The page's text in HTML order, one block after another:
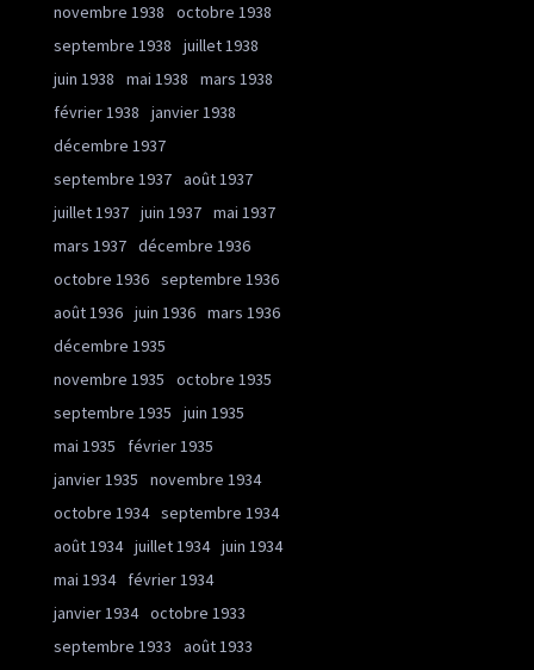
novembre 1938
octobre 1938
septembre 1938
juillet 1938
juin 1938
mai 1938
mars 1938
février 1938
janvier 1938
décembre 1937
septembre 1937 août 1937
juillet 1937 juin 1937 mai 1937
mars 1937 décembre 1936
octobre 1936 septembre 1936
août 1936 juin 1936 mars 1936
décembre 1935
novembre 1935
octobre 1935
septembre 1935
juin 1935
mai 1935
février 1935
janvier 1935
novembre 1934
octobre 1934 septembre 1934
août 1934 juillet 1934 juin 1934
mai 1934
février 1934
janvier 1934 octobre 1933
septembre 1933
août 1933